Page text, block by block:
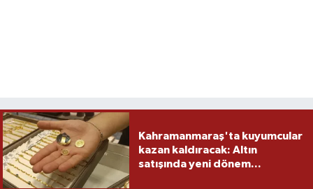
Kahramanmaraş'ta kuyumcular
kazan kaldıracak: Altın
satışında yeni dönem...